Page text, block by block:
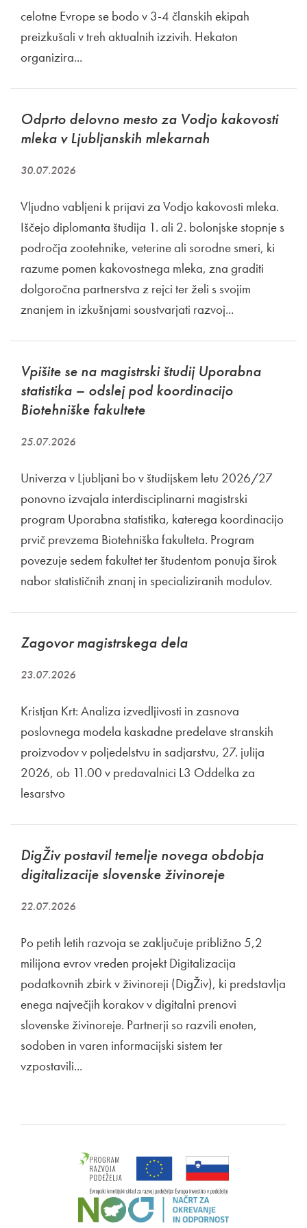
celotne Evrope se bodo v 3-4 članskih ekipah
preizkušali v treh aktualnih izzivih. Hekaton
organizira...
Odprto delovno mesto za Vodjo kakovosti
mleka v Ljubljanskih mlekarnah
30.07.2026
Vljudno vabljeni k prijavi za Vodjo kakovosti mleka.
Iščejo diplomanta študija 1. ali 2. bolonjske stopnje s
področja zootehnike, veterine ali sorodne smeri, ki
razume pomen kakovostnega mleka, zna graditi
dolgoročna partnerstva z rejci ter želi s svojim
znanjem in izkušnjami soustvarjati razvoj...
Vpišite se na magistrski študij Uporabna
statistika – odslej pod koordinacijo
Biotehniške fakultete
25.07.2026
Univerza v Ljubljani bo v študijskem letu 2026/27
ponovno izvajala interdisciplinarni magistrski
program Uporabna statistika, katerega koordinacijo
prvič prevzema Biotehniška fakulteta. Program
povezuje sedem fakultet ter študentom ponuja širok
nabor statističnih znanj in specializiranih modulov.
Zagovor magistrskega dela
23.07.2026
Kristjan Krt: Analiza izvedljivosti in zasnova
poslovnega modela kaskadne predelave stranskih
proizvodov v poljedelstvu in sadjarstvu, 27. julija
2026, ob 11.00 v predavalnici L3 Oddelka za
lesarstvo
DigŽiv postavil temelje novega obdobja
digitalizacije slovenske živinoreje
22.07.2026
Po petih letih razvoja se zaključuje približno 5,2
milijona evrov vreden projekt Digitalizacija
podatkovnih zbirk v živinoreji (DigŽiv), ki predstavlja
enega največjih korakov v digitalni prenovi
slovenske živinoreje. Partnerji so razvili enoten,
sodoben in varen informacijski sistem ter
vzpostavili...